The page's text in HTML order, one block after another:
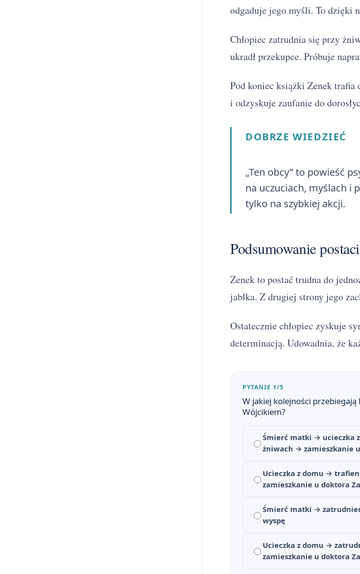
odgaduje jego myśli. To dzięki
Chłopiec zatrudnia się przy
ukradł przekupce. Próbuje
Pod koniec książki Zenek trafia
i odzyskuje zaufanie do
DOBRZE WIEDZIEĆ
„Ten obcy” to powieść
na uczuciach, myślach i
tylko na szybkiej akcji.
Podsumowanie postaci
Zenek to postać trudna do
jabłka. Z drugiej strony jego
Ostatecznie chłopiec zyskuje
determinacją. Udowadnia, że
PYTANIE 1/5
W jakiej kolejności przebiegają
Wójcikiem?
Śmierć matki → ucieczka
żniwach → zamieszkanie
Ucieczka z domu →
zamieszkanie u doktora
Śmierć matki →
wyspę
Ucieczka z domu →
zamieszkanie u doktora
Ten obcy - streszczenie
Ten obcy - bohaterowie